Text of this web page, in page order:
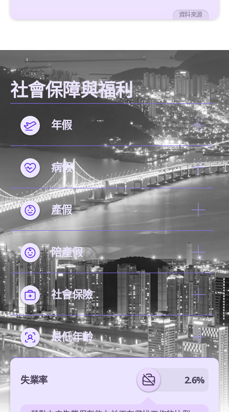
資料來源
社會保障與福利
年假
病假
產假
陪產假
社會保險
最低年齡
失業率 2.6%